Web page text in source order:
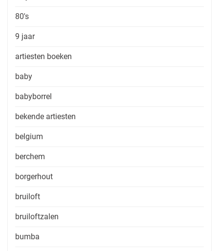
80's
9 jaar
artiesten boeken
baby
babyborrel
bekende artiesten
belgium
berchem
borgerhout
bruiloft
bruiloftzalen
bumba